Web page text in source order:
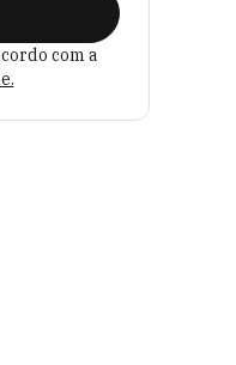
com a